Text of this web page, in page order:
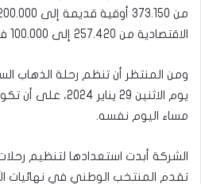
الاقتصادية من 257.420 إلى 100.000 فقط.
ومن المنتظر أن تنظم رحلة الذهاب
يوم الاثنين 29
مساء اليوم نفسه.
الشركة أبدت استعدادها لتنظيم
تقدم المنتخب الوطني في نهائيات